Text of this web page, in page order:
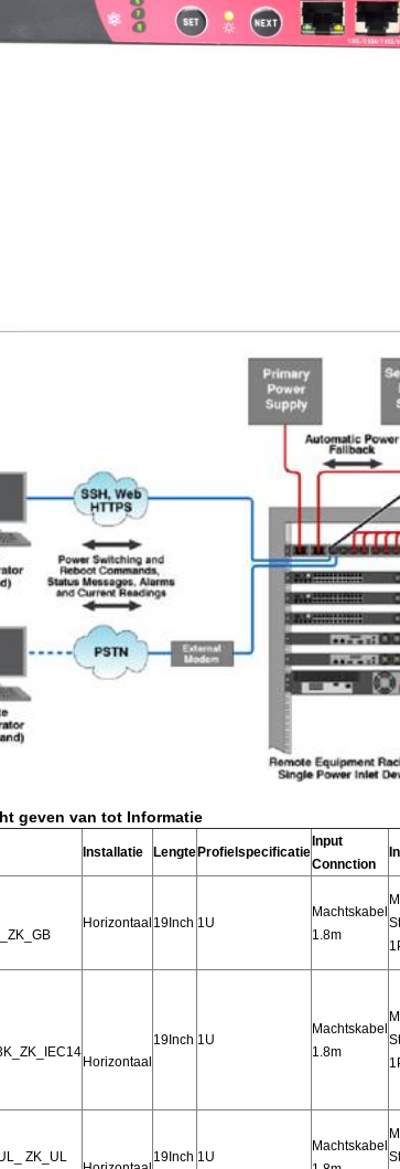
geven van tot Informatie
Installatie Lengte Profielspecificatie
Input
Connction
Horizontaal 19Inch 1U
Machtskabel
1.8m
Horizontaal
19Inch 1U
Machtskabel
1.8m
ZK_UL 19Inch 1U
Machtskabel